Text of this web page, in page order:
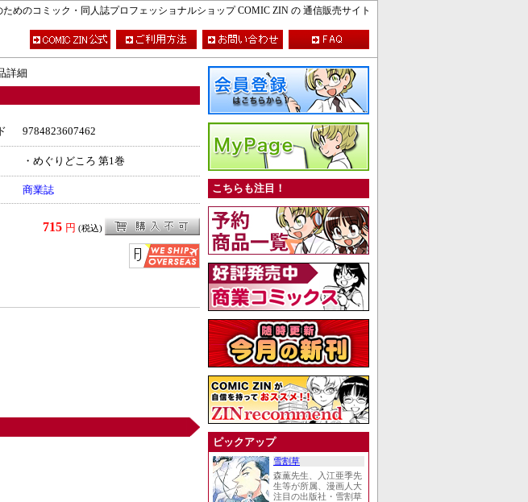
ためのコミック・同人誌プロフェッショナルショップ COMIC ZIN の 通信販売サイト
詳細
9784823607462
・めぐりどころ 第1巻
商業誌
715 円 (税込)
こちらも注目！
ピックアップ
雪割草
森薫先生、入江亜季先
生等が所属、漫画人大
注目の出版社・雪割草